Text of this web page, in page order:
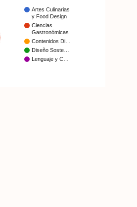
Artes Culinarias
y Food Design
Ciencias
Gastronómicas
Contenidos Di…
Diseño Soste…
Lenguaje y C…